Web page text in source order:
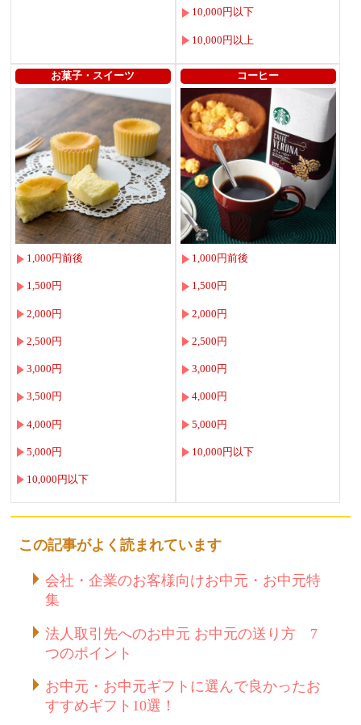
10,000円以下
10,000円以上
お菓子・スイーツ
1,000円前後
1,500円
2,000円
2,500円
3,000円
3,500円
4,000円
5,000円
10,000円以下
コーヒー
1,000円前後
1,500円
2,000円
2,500円
3,000円
4,000円
5,000円
10,000円以下
この記事がよく読まれています
会社・企業のお客様向けお中元・お中元特
集
法人取引先へのお中元 お中元の送り方 7
つのポイント
お中元・お中元ギフトに選んで良かったお
すすめギフト10選！